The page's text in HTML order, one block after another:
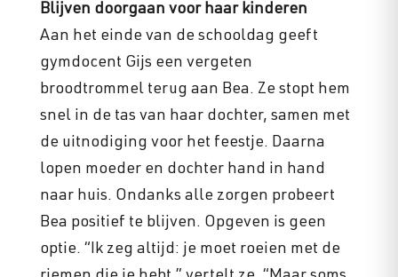
Blijven doorgaan voor haar kinderen
Aan het einde van de schooldag geeft
gymdocent Gijs een vergeten
broodtrommel terug aan Bea. Ze stopt hem
snel in de tas van haar dochter, samen met
de uitnodiging voor het feestje. Daarna
lopen moeder en dochter hand in hand
naar huis. Ondanks alle zorgen probeert
Bea positief te blijven. Opgeven is geen
optie. “Ik zeg altijd: je moet roeien met de